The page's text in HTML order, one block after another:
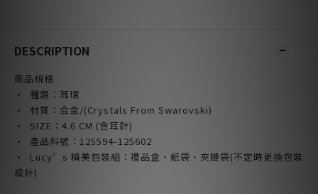
DESCRIPTION
商品規格
· 種類：耳環
· 材質：合金/(Crystals From Swarovski)
· SIZE ：4.6 CM (含耳針)
· 產品料號：125594-125602
· Lucy’s 精美包裝組：禮品盒、紙袋、夾鏈袋(不定時更換包裝
設計)